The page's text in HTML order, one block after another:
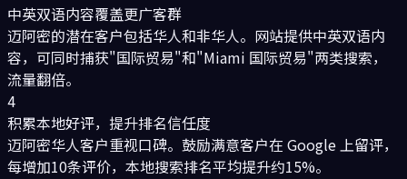
中英双语内容覆盖更广客群
迈阿密的潜在客户包括华人和非华人。网站提供中英双语内
容，可同时捕获"国际贸易"和"Miami 国际贸易"两类搜索，
流量翻倍。
4
积累本地好评，提升排名信任度
迈阿密华人客户重视口碑。鼓励满意客户在 Google 上留评，
每增加10条评价，本地搜索排名平均提升约15%。